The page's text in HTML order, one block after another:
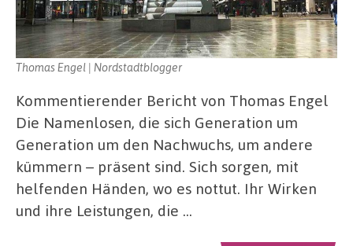
Thomas Engel | Nordstadtblogger
Kommentierender Bericht von Thomas Engel
Die Namenlosen, die sich Generation um
Generation um den Nachwuchs, um andere
kümmern – präsent sind. Sich sorgen, mit
helfenden Händen, wo es nottut. Ihr Wirken
und ihre Leistungen, die …